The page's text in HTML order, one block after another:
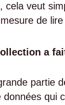
cela veut
de
a
partie
qui